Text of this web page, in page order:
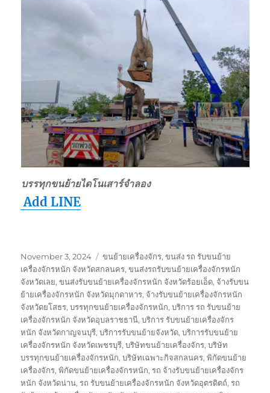
บรรทุกขนย้ายไดโนเสาร์จำลอง
Add LINE
Posted
on
November 3, 2024 Tags
ขนย้ายเครื่องจักร,ขนส่ง รถ รับขนย้าย
เครื่องจักรหนัก จังหวัดสกลนคร,ขนส่งรถรับขนย้ายเครื่องจักรหนัก
จังหวัดเลย,ขนส่งรับขนย้ายเครื่องจักรหนัก จังหวัดร้อยเอ็ด, จ้างรับขน
ย้ายเครื่องจักรหนัก จังหวัดมุกดาหาร, จ้างรับขนย้ายเครื่องจักรหนัก
จังหวัดยโสธร,บรรทุกขนย้ายเครื่องจักรหนัก,บริการ รถ รับขนย้าย
เครื่องจักรหนัก จังหวัดอุบลราชธานี,บริการ รับขนย้ายเครื่องจักร
หนัก จังหวัดกาญจนบุรี,บริการรับขนย้ายจังหวัด,บริการรับขนย้าย
เครื่องจักรหนัก จังหวัดเพชรบุรี,บริษัทขนย้ายเครื่องจักร,บริษัท
บรรทุกขนย้ายเครื่องจักรหนัก,บริษัทเฉพาะกิจสกลนคร,พิกัดขนย้าย
เครื่องจักร,พิกัดขนย้ายเครื่องจักรหนัก,รถ จ้างรับขนย้ายเครื่องจักร
หนัก จังหวัดน่าน,รถ รับขนย้ายเครื่องจักรหนัก จังหวัดอุตรดิตถ์,รถ